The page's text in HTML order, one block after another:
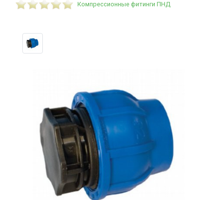
Компрессионные фитинги ПНД